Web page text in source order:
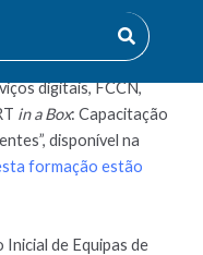
digitais, FCCN,
in a Box: Capacitação
disponível na
formação estão
Inicial de Equipas de